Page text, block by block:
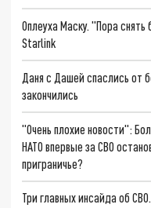
Оплеуха Маску. "Пора
Starlink
Даня с Дашей спаслись от
закончились
"Очень плохие новости":
НАТО впервые за СВО
приграничье?
Три главных инсайда об